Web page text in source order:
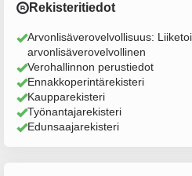
Rekisteritiedot
Arvonlisäverovelvollisuus:
arvonlisäverovelvollinen
Verohallinnon perustiedot
Ennakkoperintärekisteri
Kaupparekisteri
Työnantajarekisteri
Edunsaajarekisteri